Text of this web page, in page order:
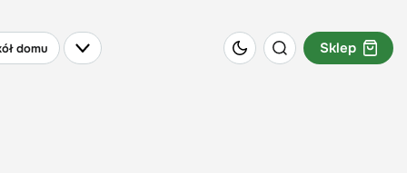
domu Sklep